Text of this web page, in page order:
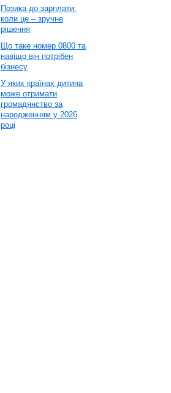
Позика до зарплати:
коли це – зручне
рішення
Що таке номер 0800 та
навіщо він потрібен
бізнесу
У яких країнах дитина
може отримати
громадянство за
народженням у 2026
році